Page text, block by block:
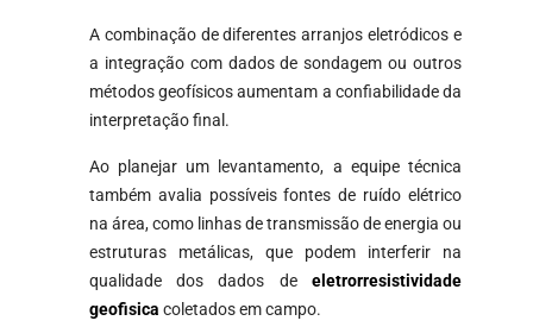
A combinação de diferentes arranjos eletródicos e
a integração com dados de sondagem ou outros
métodos geofísicos aumentam a confiabilidade da
interpretação final.
Ao planejar um levantamento, a equipe técnica
também avalia possíveis fontes de ruído elétrico
na área, como linhas de transmissão de energia ou
estruturas metálicas, que podem interferir na
qualidade dos dados deeletrorresistividade
geofisica coletados em campo.